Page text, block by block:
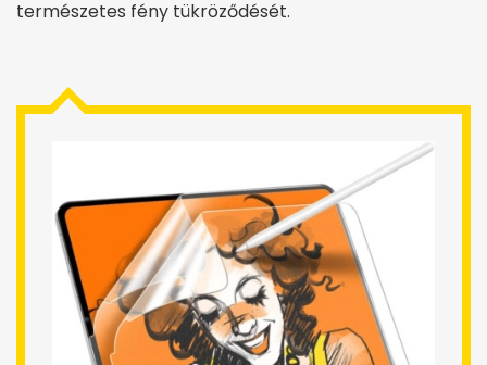
természetes fény tükröződését.